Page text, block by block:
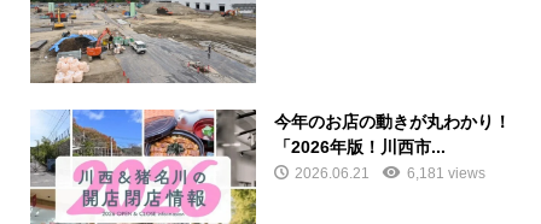
今年のお店の動きが丸わかり！
「2026年版！川西市...
2026.06.21 6,181 views